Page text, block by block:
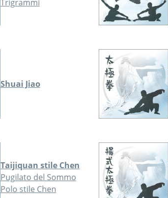
Trigrammi
Shuai Jiao
Taijiquan stile Chen
Pugilato del Sommo
Polo stile Chen